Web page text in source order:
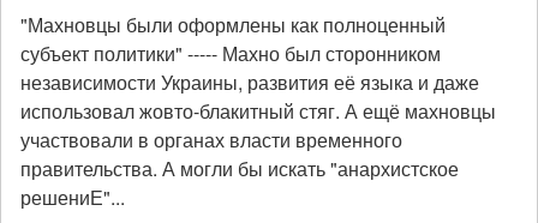
"Махновцы были оформлены как полноценный
субъект политики" ----- Махно был сторонником
независимости Украины, развития её языка и даже
использовал жовто-блакитный стяг. А ещё махновцы
участвовали в органах власти временного
правительства. А могли бы искать "анархистское
решениЕ"...